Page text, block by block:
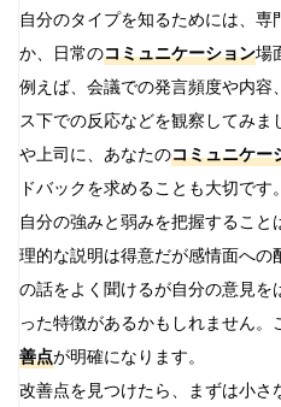
自分のタイプを知るためには、
か、日常のコミュニケーション場
例えば、会議での発言頻度や内
ス下での反応などを観察してみ
や上司に、あなたのコミュニケー
ドバックを求めることも大切です。
自分の強みと弱みを把握するこ
理的な説明は得意だが感情面へ
の話をよく聞けるが自分の意見
った特徴があるかもしれません。
善点が明確になります。
改善点を見つけたら、まずは小さ